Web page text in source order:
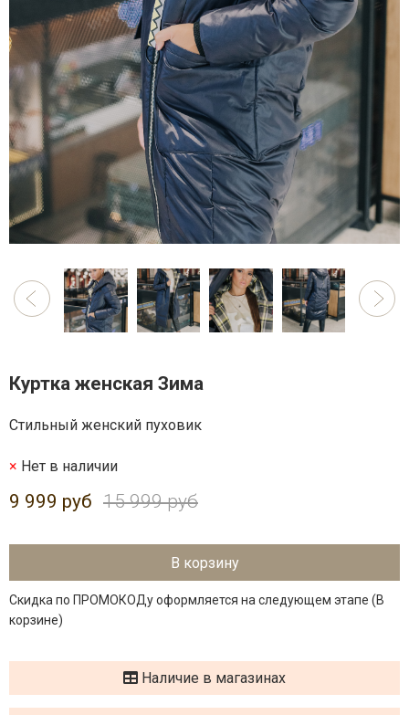
Куртка женская Зима
Стильный женский пуховик
Нет в наличии
9 999 руб 15 999 руб
В корзину
Скидка по ПРОМОКОДу оформляется на следующем этапе (В
корзине)
Наличие в магазинах